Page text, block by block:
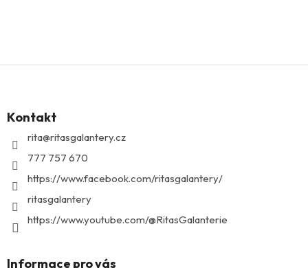
aKontakt
rita@ritasgalantery.cz
777 757 670
https://www.facebook.com/ritasgalantery/
ritasgalantery
https://www.youtube.com/@RitasGalanterie
Informace pro vás